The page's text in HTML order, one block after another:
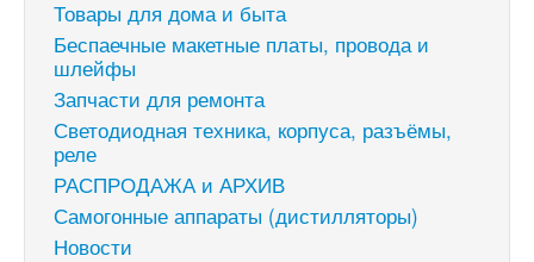
Товары для дома и быта
Беспаечные макетные платы, провода и
шлейфы
Запчасти для ремонта
Светодиодная техника, корпуса, разъёмы,
реле
РАСПРОДАЖА и АРХИВ
Самогонные аппараты (дистилляторы)
Новости